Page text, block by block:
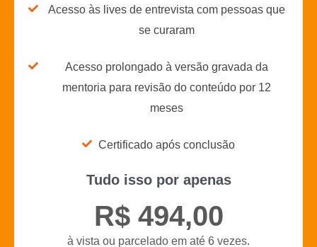
Acesso às lives de entrevista com pessoas que
se curaram
Acesso prolongado à versão gravada da
mentoria para revisão do conteúdo por 12
meses
Certificado após conclusão
Tudo isso por apenas
R$ 494,00
à vista ou parcelado em até 6 vezes.